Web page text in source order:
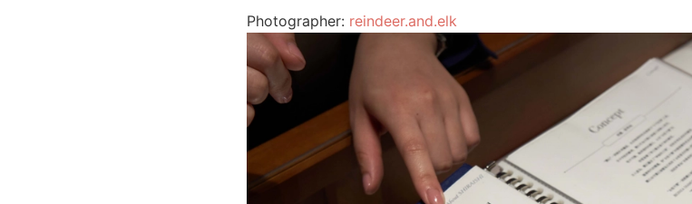
Photographer: reindeer.and.elk